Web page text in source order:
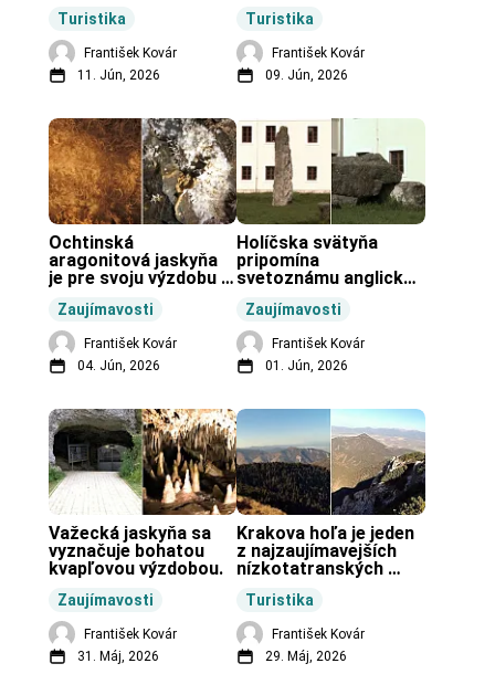
Turistika
František Kovár
11. Jún, 2026
Turistika
František Kovár
09. Jún, 2026
Zaujímavosti
Ochtinská
aragonitová jaskyňa
je pre svoju výzdobu
vo svete.
František Kovár
04. Jún, 2026
Zaujímavosti
Holíčska svätyňa
pripomína
svetoznámu anglickú
František Kovár
01. Jún, 2026
Zaujímavosti
Važecká jaskyňa sa
vyznačuje bohatou
kvapľovou výzdobou.
František Kovár
31. Máj, 2026
Turistika
Krakova hoľa je jeden
z najzaujímavejších
nízkotatranských
František Kovár
29. Máj, 2026